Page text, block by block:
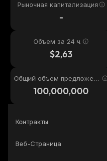
Рыночная капитализация
-
Объем за 24 ч.
$2,63
Общий объем предложени
100,000,000
Контракты
Веб-Страница